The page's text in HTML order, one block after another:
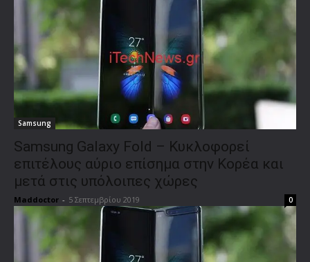
Samsung
Samsung Galaxy Fold – Κυκλοφορεί
επιτέλους αύριο επίσημα στην Κορέα και
μετά στις υπόλοιπες χώρες
Maddoctor - 5 Σεπτεμβρίου 2019 0